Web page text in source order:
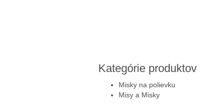
Kategórie produktov
Misky na polievku
Misy a Misky